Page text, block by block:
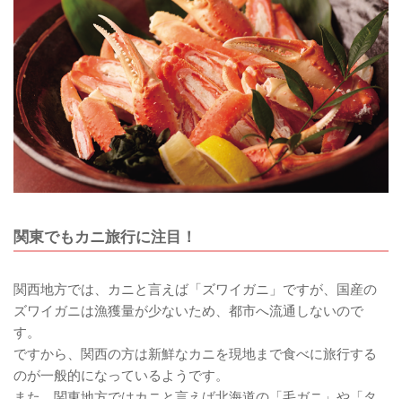
関東でもカニ旅行に注目！
関西地方では、カニと言えば「ズワイガニ」ですが、国産の
ズワイガニは漁獲量が少ないため、都市へ流通しないので
す。
ですから、関西の方は新鮮なカニを現地まで食べに旅行する
のが一般的になっているようです。